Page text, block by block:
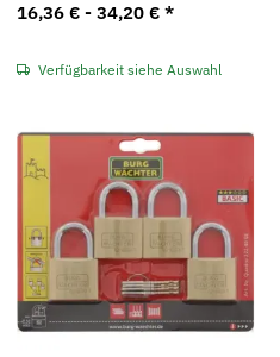
16,36 € - 34,20 € *
Verfügbarkeit siehe Auswahl